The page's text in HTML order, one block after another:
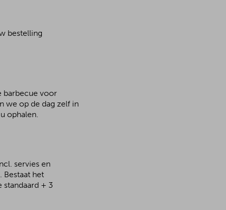
bestelling
barbecue voor
we op de dag zelf in
ophalen.
servies en
Bestaat het
+ 3